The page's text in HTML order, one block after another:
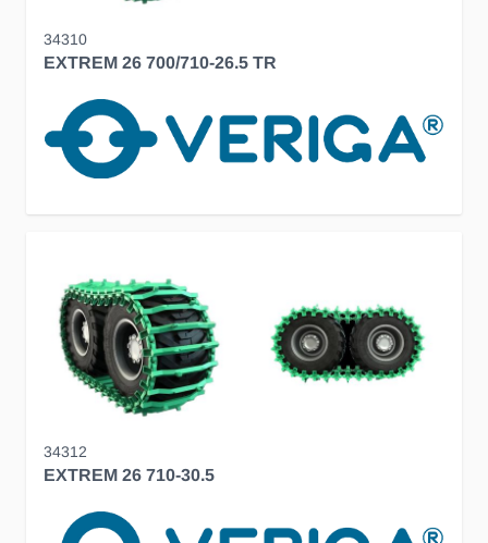
34310
EXTREM 26 700/710-26.5 TR
34312
EXTREM 26 710-30.5